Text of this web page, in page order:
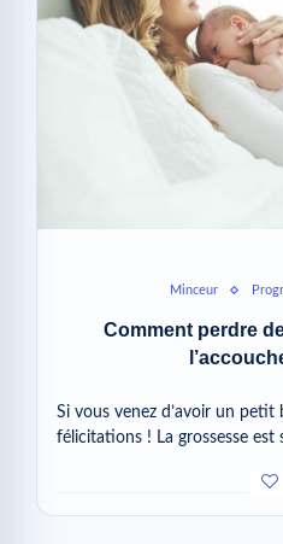
Minceur
Comment perdre
Si vous venez d’avoir un petit
félicitations ! La grossesse est